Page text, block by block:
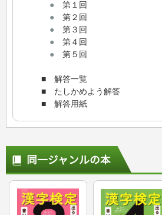
● 第１回
● 第２回
● 第３回
● 第４回
● 第５回
■ 解答一覧
■ たしかめよう解答
■ 解答用紙
同一ジャンルの本